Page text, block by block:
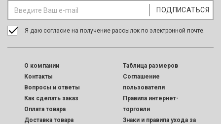
Я даю согласие на получение рассылок по электронной почте.
O компании
Контакты
Вопросы и ответы
Как сделать заказ
Оплата товара
Доставка товара
Таблица размеров
Соглашение
пользователя
Правила интернет-
торговли
Знаки и правила ухода за